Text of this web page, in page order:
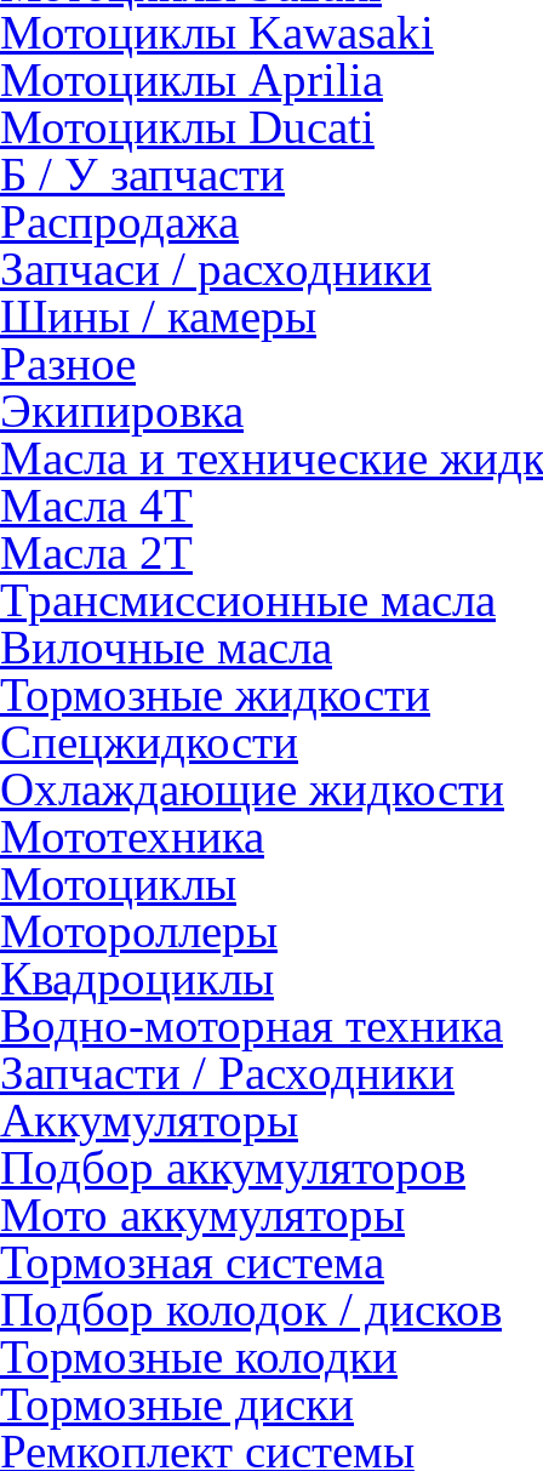
Мотоциклы Kawasaki
Мотоциклы Aprilia
Мотоциклы Ducati
Б / У запчасти
Распродажа
Запчаси / расходники
Шины / камеры
Разное
Экипировка
Масла и технические
Масла 4Т
Масла 2Т
Трансмиссионные масла
Вилочные масла
Тормозные жидкости
Спецжидкости
Охлаждающие жидкости
Мототехника
Мотоциклы
Мотороллеры
Квадроциклы
Водно-моторная техника
Запчасти / Расходники
Аккумуляторы
Подбор аккумуляторов
Мото аккумуляторы
Тормозная система
Подбор колодок / дисков
Тормозные колодки
Тормозные диски
Ремкоплект системы